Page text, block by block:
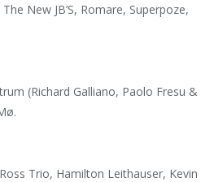
New JB’S, Romare, Superpoze,
(Richard Galliano, Paolo Fresu &
Trio, Hamilton Leithauser, Kevin